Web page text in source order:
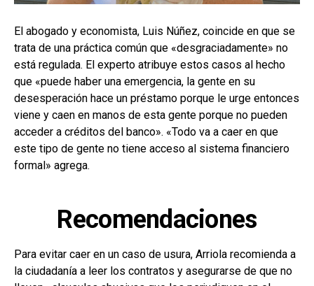
El abogado y economista, Luis Núñez, coincide en que se
trata de una práctica común que «desgraciadamente» no
está regulada. El experto atribuye estos casos al hecho
que «puede haber una emergencia, la gente en su
desesperación hace un préstamo porque le urge entonces
viene y caen en manos de esta gente porque no pueden
acceder a créditos del banco». «Todo va a caer en que
este tipo de gente no tiene acceso al sistema financiero
formal» agrega.
Recomendaciones
Para evitar caer en un caso de usura, Arriola recomienda a
la ciudadanía a leer los contratos y asegurarse de que no